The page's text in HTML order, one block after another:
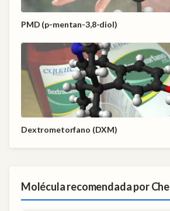
PMD (p-mentan-3,8-diol)
Dextrometorfano (DXM)
Molécula recomendada por